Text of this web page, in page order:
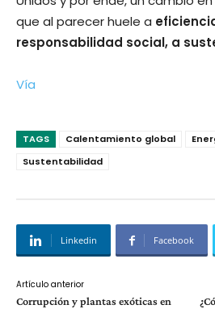
que al parecer huele a
responsabilidad social, a
Vía
TAGS Calentamiento global
Sustentabilidad
Linkedin Facebook
Artículo anterior
Corrupción y plantas exóticas en